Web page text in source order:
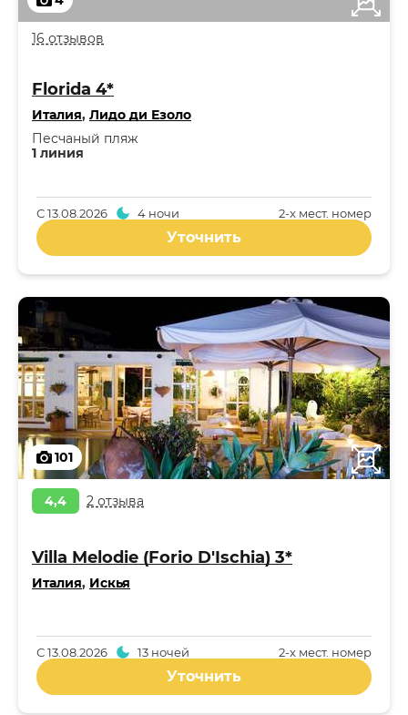
16 отзывов
Florida 4*
Италия, Лидо ди Езоло
1 линия
Песчаный пляж
2-x мест. номер
С13.08.2026 4 ночи
Уточнить
101
4,4 2 отзыва
Villa Melodie (Forio D'Ischia) 3*
Италия, Искья
2-x мест. номер
С13.08.2026 13 ночей
Уточнить